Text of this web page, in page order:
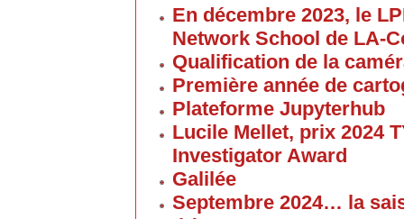
En décembre 2023, le
Network School de LA-
Qualification de la
Première année de
Plateforme Jupyterhub
Lucile Mellet, prix 2024
Investigator Award
Galilée
Septembre 2024… la